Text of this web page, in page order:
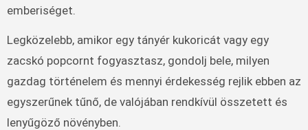
emberiséget.
Legközelebb, amikor egy tányér kukoricát vagy egy
zacskó popcornt fogyasztasz, gondolj bele, milyen
gazdag történelem és mennyi érdekesség rejlik ebben az
egyszerűnek tűnő, de valójában rendkívül összetett és
lenyűgöző növényben.